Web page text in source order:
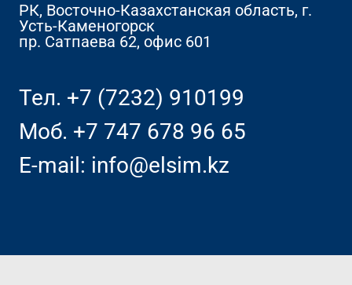
РК, Восточно-Казахстанская область, г.
Усть-Каменогорск
пр. Сатпаева 62, офис 601
Тел. +7 (7232) 910199
Моб. +7 747 678 96 65
E-mail: info@elsim.kz